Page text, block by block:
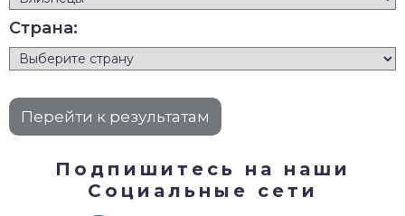
Страна:
Подпишитесь на наши
Социальные сети